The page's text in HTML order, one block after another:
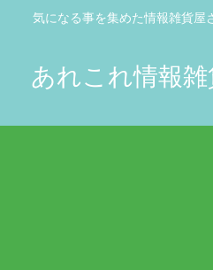
気になる事を集めた情報雑貨屋
あれこれ情報雑